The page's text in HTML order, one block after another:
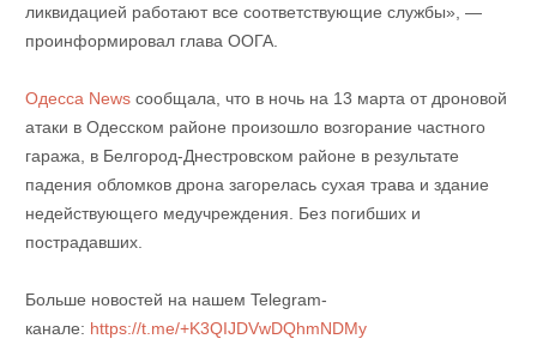
ликвидацией работают все соответствующие службы», —
проинформировал глава ООГА.
Одесса Newsсообщала, что в ночь на 13 марта от дроновой
атаки в Одесском районе произошло возгорание частного
гаража, в Белгород-Днестровском районе в результате
падения обломков дрона загорелась сухая трава и здание
недействующего медучреждения. Без погибших и
пострадавших.
Больше новостей на нашем Telegram-
канале: https://t.me/+K3QIJDVwDQhmNDMy